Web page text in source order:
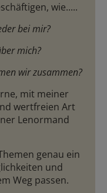
wie.....
bei mir?
mich?
wir zusammen?
mit meiner
wertfreien Art
Lenormand
genau ein
und
Weg passen.